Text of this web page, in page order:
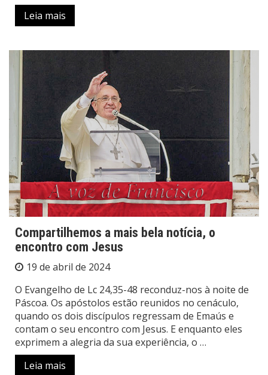
Leia mais
Compartilhemos a mais bela notícia, o
encontro com Jesus
19 de abril de 2024
O Evangelho de Lc 24,35-48 reconduz-nos à noite de
Páscoa. Os apóstolos estão reunidos no cenáculo,
quando os dois discípulos regressam de Emaús e
contam o seu encontro com Jesus. E enquanto eles
exprimem a alegria da sua experiência, o …
Leia mais